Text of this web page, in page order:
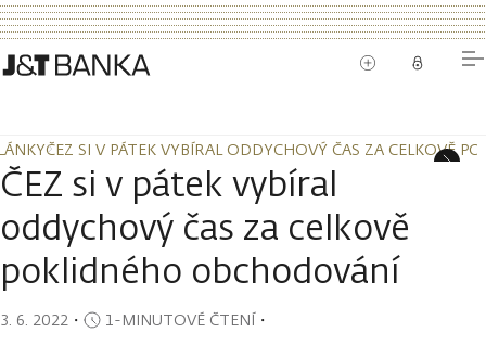
ČEZ SI V PÁTEK VYBÍRAL ODDYCHOVÝ ČAS ZA CELKOVĚ
ČEZ SI V PÁTEK VYBÍRAL ODDYCHOVÝ ČAS ZA CELKOVĚ
ČEZ si v pátek vybíral
oddychový čas za celkově
poklidného obchodování
3. 6. 2022 ・ 1-MINUTOVÉ ČTENÍ・